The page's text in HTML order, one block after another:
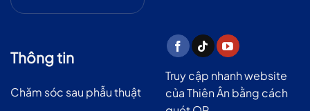
Thông tin
Chăm sóc sau phẫu thuật
Truy cập nhanh website
của Thiên Ân bằng cách